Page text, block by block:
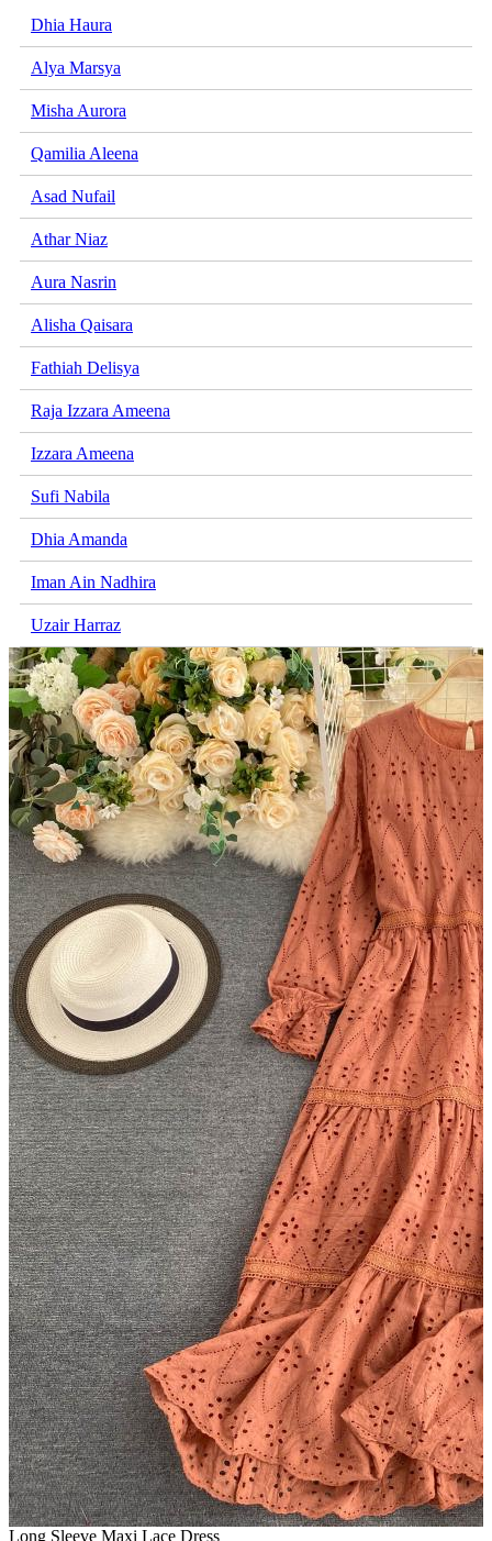
Dhia Haura
Alya Marsya
Misha Aurora
Qamilia Aleena
Asad Nufail
Athar Niaz
Aura Nasrin
Alisha Qaisara
Fathiah Delisya
Raja Izzara Ameena
Izzara Ameena
Sufi Nabila
Dhia Amanda
Iman Ain Nadhira
Uzair Harraz
Long Sleeve Maxi Lace Dress